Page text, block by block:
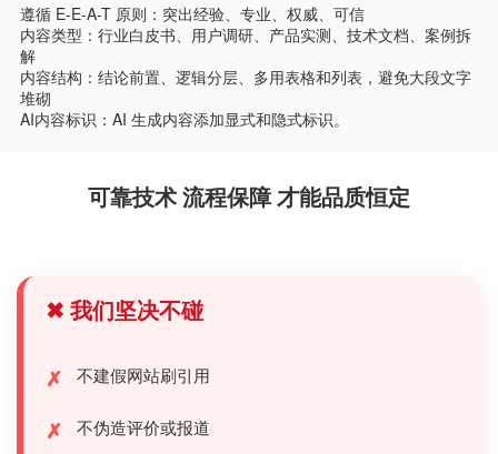
遵循 E-E-A-T 原则：突出经验、专业、权威、可信
内容类型：行业白皮书、用户调研、产品实测、技术文档、案例拆
解
内容结构：结论前置、逻辑分层、多用表格和列表，避免大段文字
堆砌
AI内容标识：AI 生成内容添加显式和隐式标识。
可靠技术 流程保障 才能品质恒定
✖ 我们坚决不碰
不建假网站刷引用
不伪造评价或报道